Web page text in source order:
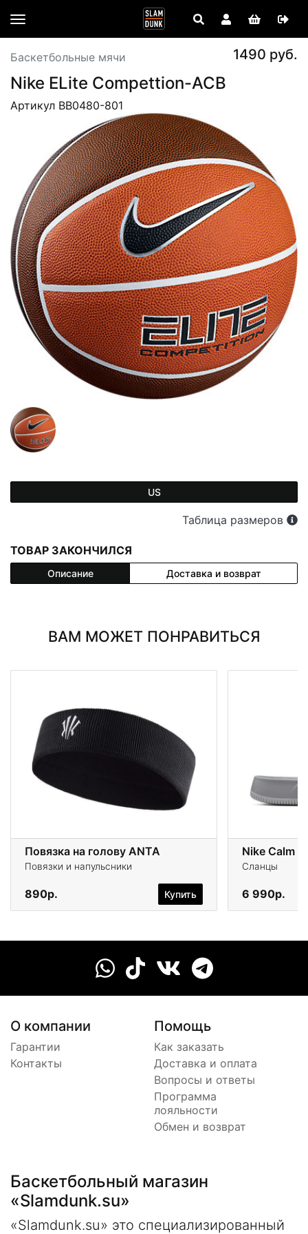
Баскетбольные мячи 1490 руб.
Nike ELite Compettion-ACB
Артикул BB0480-801
US
Таблица размеров
ТОВАР ЗАКОНЧИЛСЯ
Описание Доставка и возврат
ВАМ МОЖЕТ ПОНРАВИТЬСЯ
Повязка на голову ANTA
Повязки и напульсники
890р. Купить
Nike Calm
Сланцы
6 990р.
О компании
Гарантии
Контакты
Помощь
Как заказать
Доставка и оплата
Вопросы и ответы
Программа
лояльности
Обмен и возврат
Баскетбольный магазин
«Slamdunk.su»
«Slamdunk.su» это специализированный